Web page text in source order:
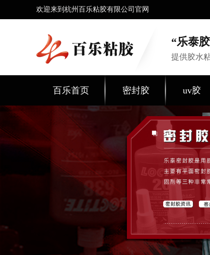
欢迎来到杭州百乐粘胶有限公司官网
“乐泰
提供胶水
百乐首页 密封胶 uv胶